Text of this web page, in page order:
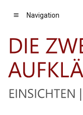
Navigation